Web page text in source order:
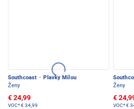
Southcoast · Plavky Milou
Ženy
€ 24,99
VOC*€ 34,99
Ženy
€
VOC*€